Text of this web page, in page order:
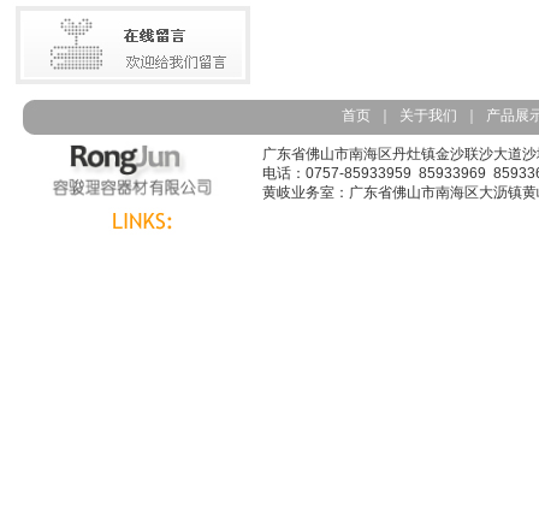
首页 关于我们 产品展
广东省佛山市南海区丹灶镇金沙联沙大道
电话：0757-85933959 85933969
黄岐业务室：广东省佛山市南海区大沥镇